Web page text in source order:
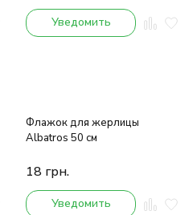
Уведомить
Флажок для жерлицы
Albatros 50 см
18 грн.
Уведомить